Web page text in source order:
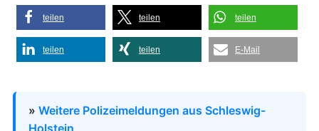
teilen teilen teilen
teilen teilen E-Mail
» Weitere Polizeimeldungen aus Schleswig-
Holstein